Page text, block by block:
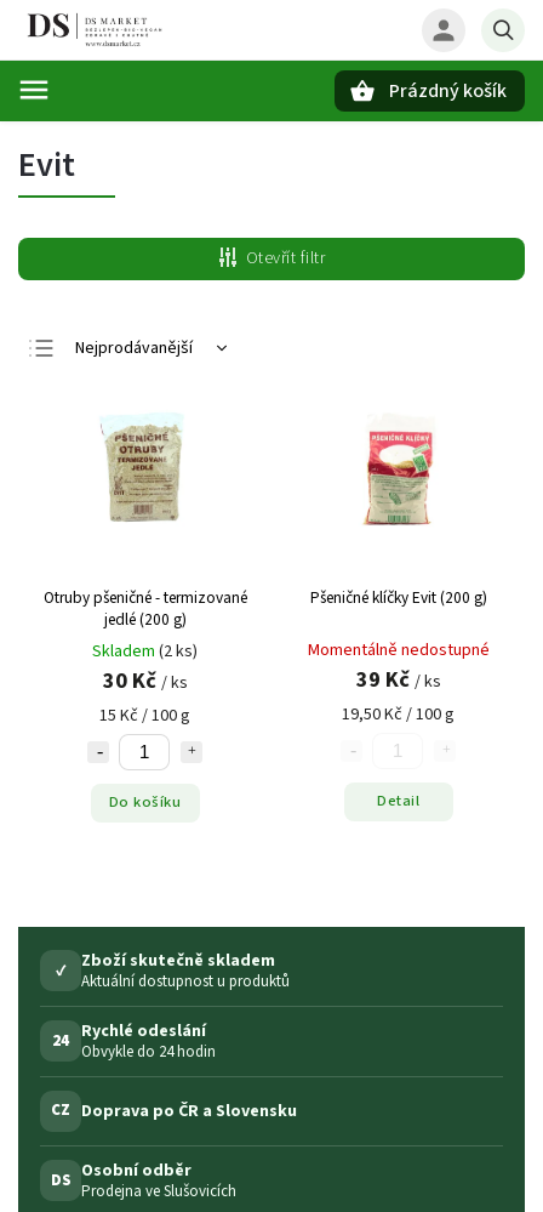
Prázdný košík
Evit
Otevřít filtr
Nejprodávanější
Nejdražší
Abecedně
Otruby pšeničné - termizované
jedlé (200 g)
Skladem (2 ks)
30 Kč / ks
15 Kč / 100 g
Do košíku
Pšeničné klíčky Evit (200 g)
Momentálně nedostupné
39 Kč / ks
19,50 Kč / 100 g
Detail
✓ Zboží skutečně skladem
Aktuální dostupnost u produktů
24 Rychlé odeslání
Obvykle do 24 hodin
CZ Doprava po ČR a Slovensku
DS Osobní odběr
Prodejna ve Slušovicích